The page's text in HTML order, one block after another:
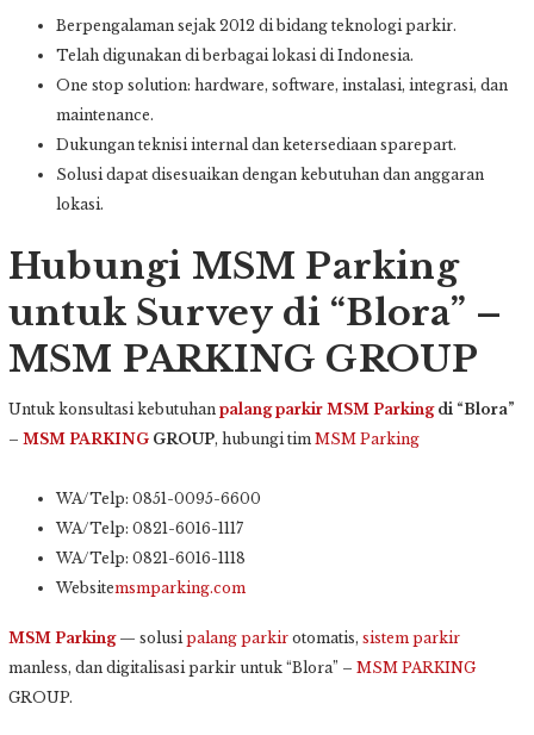
Berpengalaman sejak 2012 di bidang teknologi parkir.
Telah digunakan di berbagai lokasi di Indonesia.
One stop solution: hardware, software, instalasi, integrasi, dan
maintenance.
Dukungan teknisi internal dan ketersediaan sparepart.
Solusi dapat disesuaikan dengan kebutuhan dan anggaran
lokasi.
Hubungi MSM Parking
untuk Survey di “Blora” –
MSM PARKING GROUP
Untuk konsultasi kebutuhan palang parkir MSM Parkingdi “Blora”
– MSM PARKING GROUP, hubungi tim MSM Parking
WA/Telp: 0851-0095-6600
WA/Telp: 0821-6016-1117
WA/Telp: 0821-6016-1118
Websitemsmparking.com
MSM Parking— solusi palang parkir otomatis, sistem parkir
manless, dan digitalisasi parkir untuk “Blora” – MSM PARKING
GROUP.